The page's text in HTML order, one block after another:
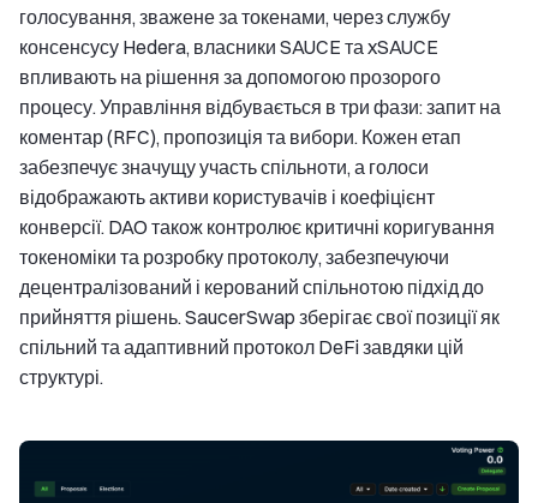
голосування, зважене за токенами, через службу
консенсусу Hedera, власники SAUCE та xSAUCE
впливають на рішення за допомогою прозорого
процесу. Управління відбувається в три фази: запит на
коментар (RFC), пропозиція та вибори. Кожен етап
забезпечує значущу участь спільноти, а голоси
відображають активи користувачів і коефіцієнт
конверсії. DAO також контролює критичні коригування
токеноміки та розробку протоколу, забезпечуючи
децентралізований і керований спільнотою підхід до
прийняття рішень. SaucerSwap зберігає свої позиції як
спільний та адаптивний протокол DeFi завдяки цій
структурі.